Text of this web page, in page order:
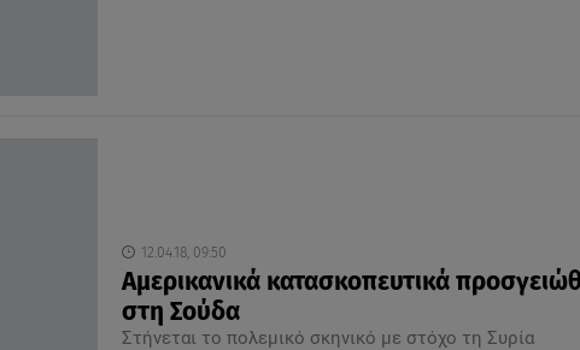
12.04.18, 09:50
Αμερικανικά κατασκοπευτικά
στη Σούδα
Στήνεται το πολεμικό σκηνικό με στόχο τη Συρία